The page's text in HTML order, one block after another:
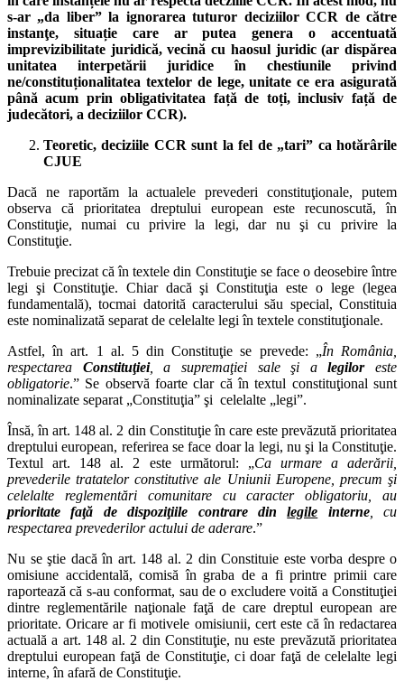
s-ar „da liber” la ignorarea tuturor deciziilor CCR de către
instanţe, situație care ar putea genera o accentuată
imprevizibilitate juridică, vecină cu haosul juridic (ar dispărea
unitatea interpetării juridice în chestiunile privind
ne/constituționalitatea textelor de lege, unitate ce era asigurată
până acum prin obligativitatea față de toți, inclusiv față de
judecători, a deciziilor CCR).
Teoretic, deciziile CCR sunt la fel de „tari” ca hotărârile
CJUE
Dacă ne raportăm la actualele prevederi constituţionale, putem
observa că prioritatea dreptului european este recunoscută, în
Constituţie, numai cu privire la legi, dar nu şi cu privire la
Constituţie.
Trebuie precizat că în textele din Constituţie se face o deosebire între
legi şi Constituţie. Chiar dacă şi Constituţia este o lege (legea
fundamentală), tocmai datorită caracterului său special, Constituia
este nominalizată separat de celelalte legi în textele constituţionale.
Astfel, în art. 1 al. 5 din Constituţie se prevede: „În România,
respectarea Constituţiei, a supremaţiei sale şi alegilor este
obligatorie.” Se observă foarte clar că în textul constituţional sunt
nominalizate separat „Constituţia” şi celelalte „legi”.
Însă, în art. 148 al. 2 din Constituţie în care este prevăzută prioritatea
dreptului european, referirea se face doar la legi, nu şi la Constituţie.
Textul art. 148 al. 2 este următorul: „Ca urmare a aderării,
prevederile tratatelor constitutive ale Uniunii Europene, precum şi
celelalte reglementări comunitare cu caracter obligatoriu, au
prioritate faţă de dispoziţiile contrare dinlegile interne, cu
respectarea prevederilor actului de aderare.”
Nu se ştie dacă în art. 148 al. 2 din Constituie este vorba despre o
omisiune accidentală, comisă în graba de a fi printre primii care
raportează că s-au conformat, sau de o excludere voită a Constituţiei
dintre reglementările naţionale faţă de care dreptul european are
prioritate. Oricare ar fi motivele omisiunii, cert este că în redactarea
actuală a art. 148 al. 2 din Constituţie, nu este prevăzută prioritatea
dreptului european faţă de Constituţie, ci doar faţă de celelalte legi
interne, în afară de Constituţie.